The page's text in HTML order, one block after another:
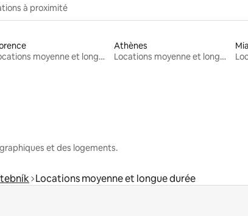
à proximité
Locations moyenne et longue durée
Athènes
Locations moyenne et longue durée
et des logements.
Locations moyenne et longue durée